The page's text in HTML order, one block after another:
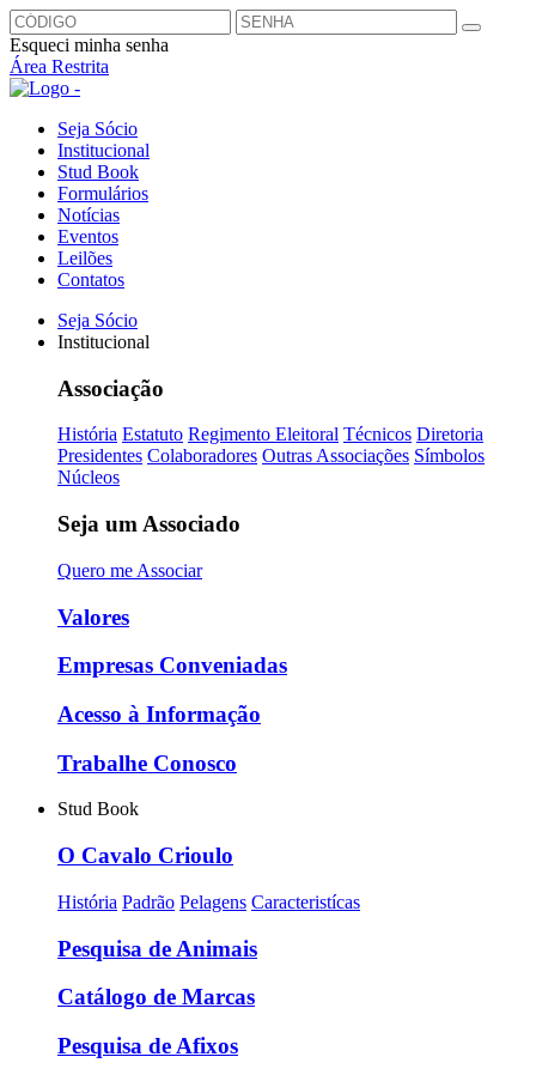
Esqueci minha senha
Área Restrita
Seja Sócio
Institucional
Stud Book
Formulários
Notícias
Eventos
Leilões
Contatos
Seja Sócio
Institucional
Associação
História Estatuto Regimento Eleitoral Técnicos Diretoria
Presidentes Colaboradores Outras Associações Símbolos
Núcleos
Seja um Associado
Quero me Associar
Valores
Empresas Conveniadas
Acesso à Informação
Trabalhe Conosco
Stud Book
O Cavalo Crioulo
História Padrão Pelagens Caracteristícas
Pesquisa de Animais
Catálogo de Marcas
Pesquisa de Afixos